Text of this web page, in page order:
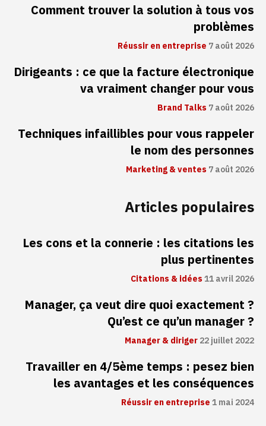
Comment trouver la solution à tous vos
problèmes
Réussir en entreprise 7 août 2026
Dirigeants : ce que la facture électronique
va vraiment changer pour vous
Brand Talks7 août 2026
Techniques infaillibles pour vous rappeler
le nom des personnes
Marketing & ventes7 août 2026
Articles populaires
Les cons et la connerie : les citations les
plus pertinentes
Citations & idées11 avril 2026
Manager, ça veut dire quoi exactement ?
Qu’est ce qu’un manager ?
Manager & diriger22 juillet 2022
Travailler en 4/5ème temps : pesez bien
les avantages et les conséquences
Réussir en entreprise1 mai 2024